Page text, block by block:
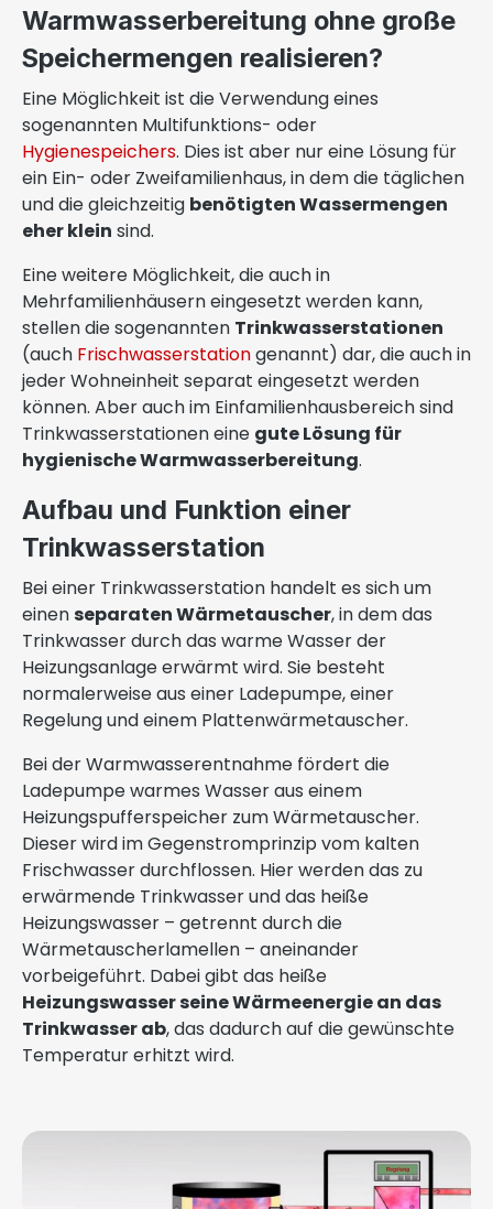
Warmwasserbereitung ohne große
Speichermengen realisieren?
Eine Möglichkeit ist die Verwendung eines
sogenannten Multifunktions- oder
Hygienespeichers. Dies ist aber nur eine Lösung für
ein Ein- oder Zweifamilienhaus, in dem die täglichen
und die gleichzeitig benötigten Wassermengen
eher klein sind.
Eine weitere Möglichkeit, die auch in
Mehrfamilienhäusern eingesetzt werden kann,
stellen die sogenannten Trinkwasserstationen
(auch Frischwasserstationgenannt) dar, die auch in
jeder Wohneinheit separat eingesetzt werden
können. Aber auch im Einfamilienhausbereich sind
Trinkwasserstationen eine gute Lösung für
hygienische Warmwasserbereitung.
Aufbau und Funktion einer
Trinkwasserstation
Bei einer Trinkwasserstation handelt es sich um
einen separaten Wärmetauscher, in dem das
Trinkwasser durch das warme Wasser der
Heizungsanlage erwärmt wird. Sie besteht
normalerweise aus einer Ladepumpe, einer
Regelung und einem Plattenwärmetauscher.
Bei der Warmwasserentnahme fördert die
Ladepumpe warmes Wasser aus einem
Heizungspufferspeicher zum Wärmetauscher.
Dieser wird im Gegenstromprinzip vom kalten
Frischwasser durchflossen. Hier werden das zu
erwärmende Trinkwasser und das heiße
Heizungswasser – getrennt durch die
Wärmetauscherlamellen – aneinander
vorbeigeführt. Dabei gibt das heiße
Heizungswasser seine Wärmeenergie an das
Trinkwasser ab, das dadurch auf die gewünschte
Temperatur erhitzt wird.